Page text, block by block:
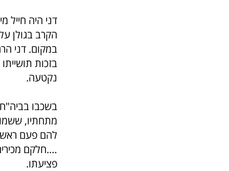
דני היה חייל
הקרב בגולן
במקום. דני
בזכות
נקטעה.
בשכבו
מתחתיו, ששמו
להם פעם
….חלקם
פציעתו.